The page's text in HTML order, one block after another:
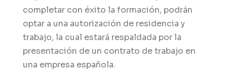
completar con éxito la formación, podrán
optar a una autorización de residencia y
trabajo, la cual estará respaldada por la
presentación de un contrato de trabajo en
una empresa española.